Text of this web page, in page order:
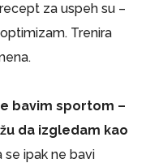
za uspeh su –
Trenira
bavim sportom –
da izgledam kao
se ipak ne bavi